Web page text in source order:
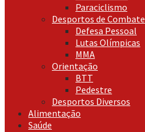
Paraciclismo
Desportos de Combate
Defesa Pessoal
Lutas Olímpicas
MMA
Orientação
BTT
Pedestre
Desportos Diversos
Alimentação
Saúde